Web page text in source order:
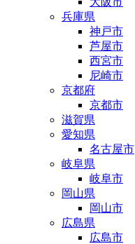
兵庫県
神戸市
芦屋市
西宮市
尼崎市
京都府
京都市
滋賀県
愛知県
名古屋市
岐阜県
岐阜市
岡山県
岡山市
広島県
広島市